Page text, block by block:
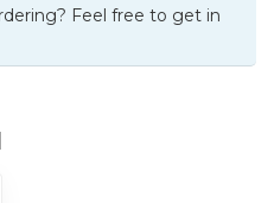
Feel free to get in